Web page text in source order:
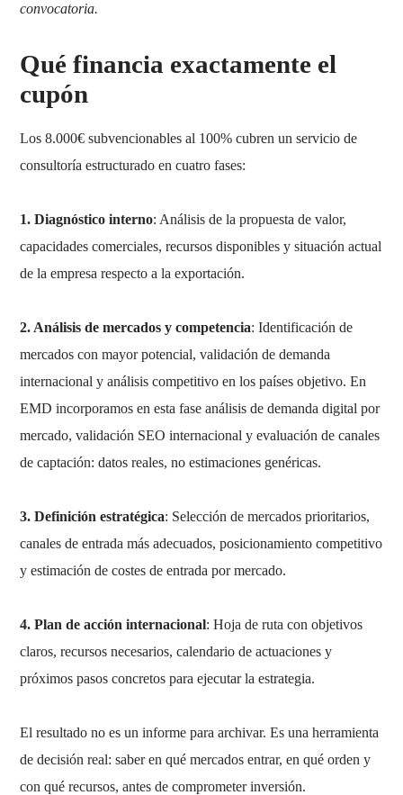
convocatoria.
Qué financia exactamente el
cupón
Los 8.000€ subvencionables al 100% cubren un servicio de
consultoría estructurado en cuatro fases:
1. Diagnóstico interno: Análisis de la propuesta de valor,
capacidades comerciales, recursos disponibles y situación actual
de la empresa respecto a la exportación.
2. Análisis de mercados y competencia: Identificación de
mercados con mayor potencial, validación de demanda
internacional y análisis competitivo en los países objetivo. En
EMD incorporamos en esta fase análisis de demanda digital por
mercado, validación SEO internacional y evaluación de canales
de captación: datos reales, no estimaciones genéricas.
3. Definición estratégica: Selección de mercados prioritarios,
canales de entrada más adecuados, posicionamiento competitivo
y estimación de costes de entrada por mercado.
4. Plan de acción internacional: Hoja de ruta con objetivos
claros, recursos necesarios, calendario de actuaciones y
próximos pasos concretos para ejecutar la estrategia.
El resultado no es un informe para archivar. Es una herramienta
de decisión real: saber en qué mercados entrar, en qué orden y
con qué recursos, antes de comprometer inversión.